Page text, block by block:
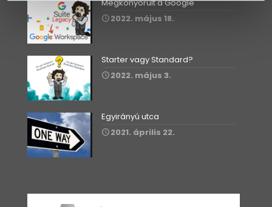
Megkönyörült a Google
2022. május 18.
Starter vagy Standard?
2022. május 3.
Egyirányú utca
2021. április 22.